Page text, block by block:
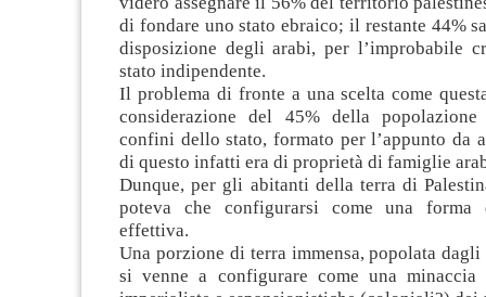
di fondare uno stato ebraico; il restante 44%
disposizione degli arabi, per l’improbabile
stato indipendente.
Il problema di fronte a una scelta come
considerazione del 45% della
confini dello stato, formato per l’appunto da
di questo infatti era di proprietà di famiglie
Dunque, per gli abitanti della terra di
poteva che configurarsi come una forma
effettiva.
Una porzione di terra immensa, popolata
si venne a configurare come una